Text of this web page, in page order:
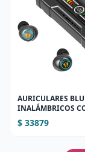
AURICULARES
INALÁMBRICOS
BANK Y
RUIDO (M48)
$ 33879